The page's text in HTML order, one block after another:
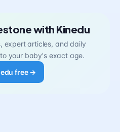
with Kinedu
expert articles, and daily
your baby's exact age.
free →